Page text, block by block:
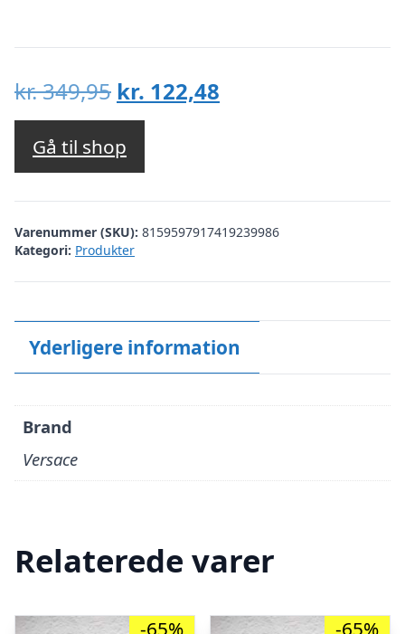
kr.349,95 Den
oprindelige
pris
var:
kr. 349,95.
kr. 122,48
kr. 122,48.
Gå til shop
Varenummer (SKU): 8159597917419239986
Kategori: Produkter
Yderligere information
Brand
Versace
Relaterede varer
-65% -65%